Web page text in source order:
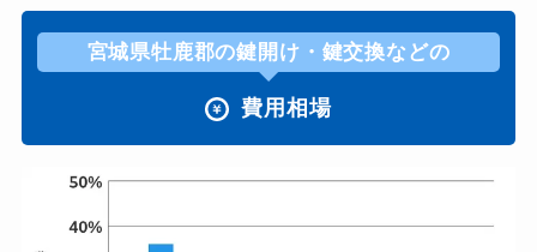
宮城県牡鹿郡の鍵開け・鍵交換などの
費用相場